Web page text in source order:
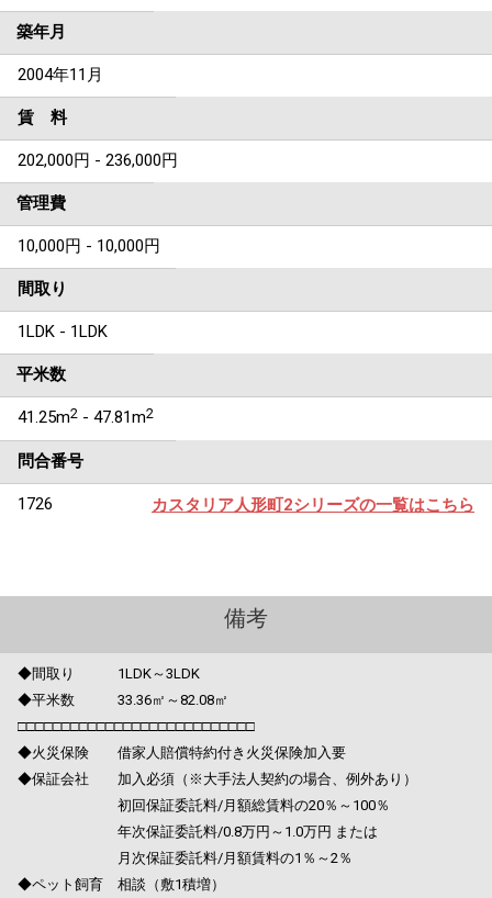
築年月
2004年11月
賃 料
202,000円 - 236,000円
管理費
10,000円 - 10,000円
間取り
1LDK - 1LDK
平米数
41.25m2 - 47.81m2
問合番号
1726 カスタリア人形町2シリーズの一覧はこちら
備考
◆間取り 1LDK～3LDK
◆平米数 33.36㎡～82.08㎡
□□□□□□□□□□□□□□□□□□□□□□□□□□□
◆火災保険 借家人賠償特約付き火災保険加入要
◆保証会社 加入必須（※大手法人契約の場合、例外あり）
初回保証委託料/月額総賃料の20％～100％
年次保証委託料/0.8万円～1.0万円 または
月次保証委託料/月額賃料の1％～2％
◆ペット飼育 相談（敷1積増）